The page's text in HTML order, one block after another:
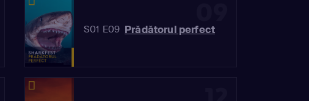
S01 E09 Prădătorul perfect